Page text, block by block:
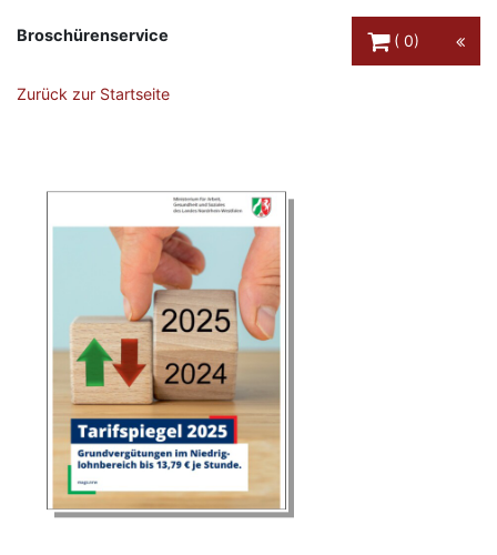
Broschürenservice
0
Zurück zur Startseite